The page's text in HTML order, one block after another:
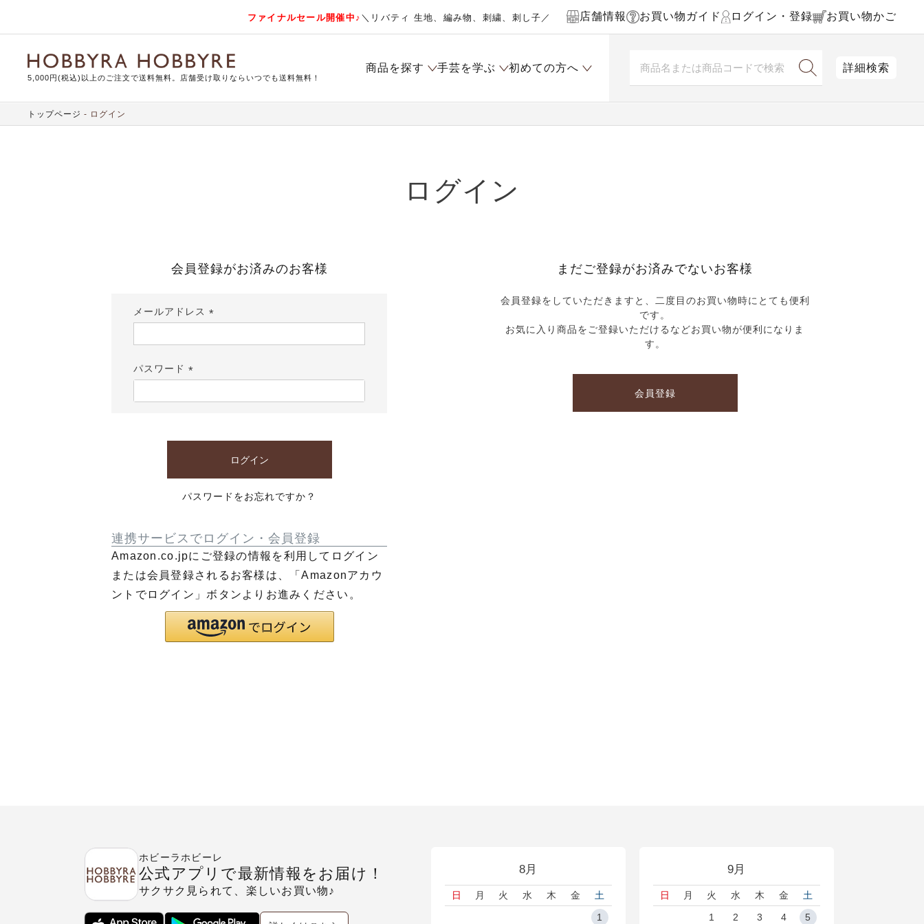
ファイナルセール開催中♪ ＼リバティ 生地、編み物、刺繍、刺し子／ 店舗情報 お買い物ガイド ログイン・登録 お買い物かご
5,000円(税込)以上のご注文で送料無料。店舗受け取りならいつでも送料無料！
商品を探す 手芸を学ぶ 初めての方へ 詳細検索
トップページ ログイン
ログイン
会員登録がお済みのお客様
メールアドレス
須)
パスワード
須)
ログイン
パスワードをお忘れですか？
連携サービスでログイン・会員登録
Amazon.co.jpにご登録の情報を利用してログイン
または会員登録されるお客様は、「Amazonアカウ
ントでログイン」ボタンよりお進みください。
まだご登録がお済みでないお客様
会員登録をしていただきますと、二度目のお買い物時にとても便利
です。
お気に入り商品をご登録いただけるなどお買い物が便利になりま
す。
会員登録
8月
日 月 火 水 木 金
土
1
9月
日 月 火 水 木 金
土
1
2 3 4 5
ホビーラホビーレ
公式アプリで最新情報をお届け！
サクサク見られて、楽しいお買い物♪